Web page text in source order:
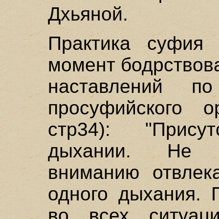
Дхьяной.
Практика суфия
момент
наставлений
просуфийского
стр34):
дыхании. Не
вниманию
одного дыхания.